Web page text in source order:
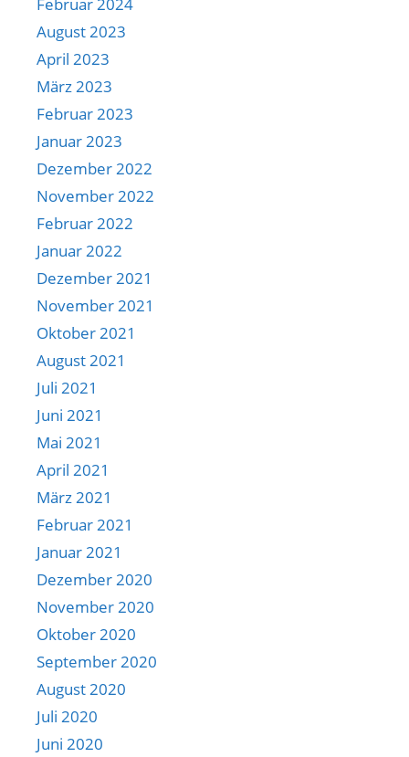
Februar 2024
August 2023
April 2023
März 2023
Februar 2023
Januar 2023
Dezember 2022
November 2022
Februar 2022
Januar 2022
Dezember 2021
November 2021
Oktober 2021
August 2021
Juli 2021
Juni 2021
Mai 2021
April 2021
März 2021
Februar 2021
Januar 2021
Dezember 2020
November 2020
Oktober 2020
September 2020
August 2020
Juli 2020
Juni 2020